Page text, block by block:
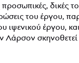
δικές
του έργου,
ιψενικού έργου,
Λάρσον